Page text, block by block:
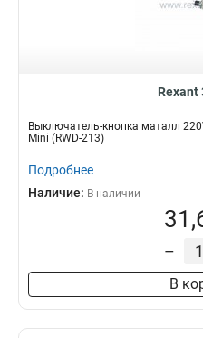
Rexant
Выключатель-кнопка маталл
Mini (RWD-213)
Подробнее
Наличие: В наличии
–
В